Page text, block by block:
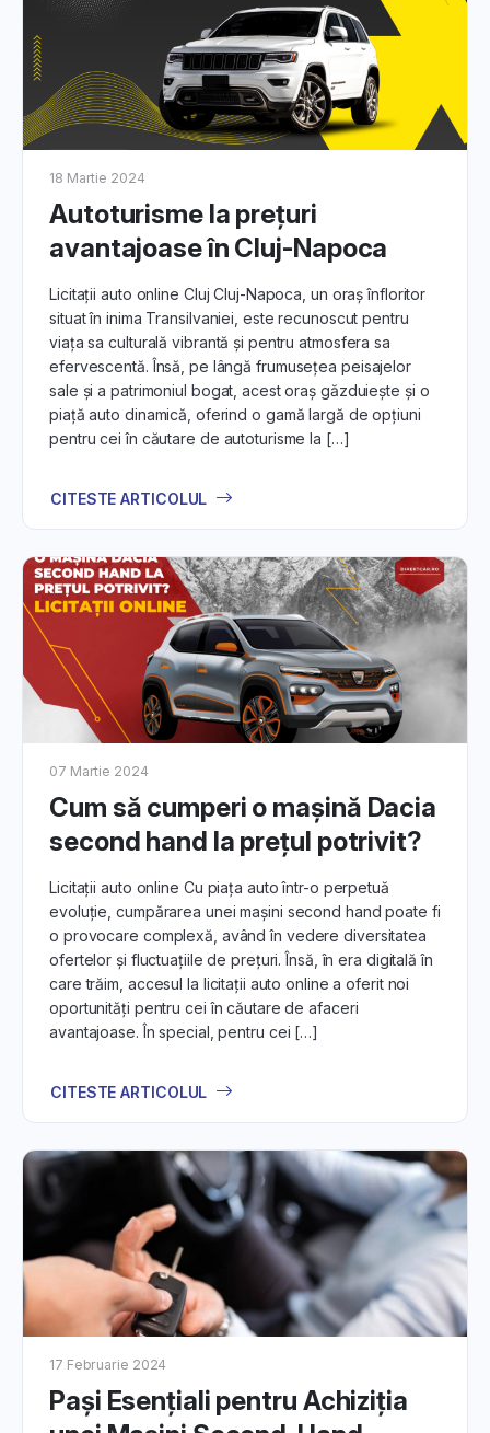
Aflați despre procedurile de inspecție și modul în care vă
puteți asigura că mașina corespunde așteptărilor.
5. Finalizarea Tranzacției:
Vă vom oferi informații despre pașii finali pentru
finalizarea tranzacției.
6. Asistență și Resurse Adiționale:
Descoperiți cum echipa noastră de asistență poate să vă
ajute în fiecare etapă a procesului și cum puteți accesa
Urmează seria noastră de articole și transformă
experiența ta de cumpărare auto într-o călătorie plină de
succes și satisfacție.
18 Martie 2024
Autoturisme la prețuri
avantajoase în Cluj-Napoca
Licitații auto online Cluj Cluj-Napoca, un oraș înfloritor
situat în inima Transilvaniei, este recunoscut pentru
viața sa culturală vibrantă și pentru atmosfera sa
efervescentă. Însă, pe lângă frumusețea peisajelor
sale și a patrimoniul bogat, acest oraș găzduiește și o
piață auto dinamică, oferind o gamă largă de opțiuni
pentru cei în căutare de autoturisme la […]
CITESTE ARTICOLUL
07 Martie 2024
Cum să cumperi o mașină Dacia
second hand la prețul potrivit?
Licitații auto online Cu piața auto într-o perpetuă
evoluție, cumpărarea unei mașini second hand poate fi
o provocare complexă, având în vedere diversitatea
ofertelor și fluctuațiile de prețuri. Însă, în era digitală în
care trăim, accesul la licitații auto online a oferit noi
oportunități pentru cei în căutare de afaceri
avantajoase. În special, pentru cei […]
CITESTE ARTICOLUL
17 Februarie 2024
Pași Esențiali pentru Achiziția